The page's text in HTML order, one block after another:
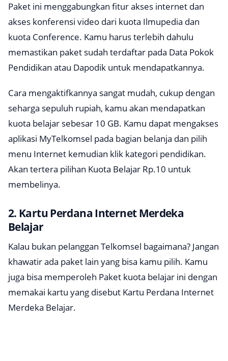
Paket ini menggabungkan fitur akses internet dan
akses konferensi video dari kuota Ilmupedia dan
kuota Conference. Kamu harus terlebih dahulu
memastikan paket sudah terdaftar pada Data Pokok
Pendidikan atau Dapodik untuk mendapatkannya.
Cara mengaktifkannya sangat mudah, cukup dengan
seharga sepuluh rupiah, kamu akan mendapatkan
kuota belajar sebesar 10 GB. Kamu dapat mengakses
aplikasi MyTelkomsel pada bagian belanja dan pilih
menu Internet kemudian klik kategori pendidikan.
Akan tertera pilihan Kuota Belajar Rp.10 untuk
membelinya.
2. Kartu Perdana Internet Merdeka
Belajar
Kalau bukan pelanggan Telkomsel bagaimana? Jangan
khawatir ada paket lain yang bisa kamu pilih. Kamu
juga bisa memperoleh Paket kuota belajar ini dengan
memakai kartu yang disebut Kartu Perdana Internet
Merdeka Belajar.